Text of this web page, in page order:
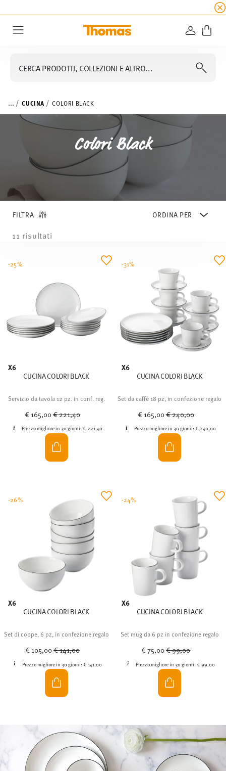
☀️ fino al 45% di sconto su tutte
ACCEDI
CERCA PRODOTTI, COLLEZIONI E ALTRO...
... CUCINA COLORI BLACK
Colori Black
FILTRA
11 risultati
X6
CUCINA COLORI BLACK
Servizio da tavola 12 pz. in conf. reg.
€ 165,00Price reduced from
€ 221,40
Prezzo migliore in 30 giorni: € 221,40
-25%
X6
CUCINA COLORI BLACK
Set da caffè 18 pz, in confezione regalo
€ 165,00Price reduced from
€ 240,00
Prezzo migliore in 30 giorni:€ 240,00
-31%
X6
CUCINA COLORI BLACK
Set di coppe, 6 pz, in confezione regalo
€ 105,00Price reduced from
€ 141,00
Prezzo migliore in 30 giorni: € 141,00
-26%
X6
CUCINA COLORI BLACK
Set mug da 6 pz in confezione regalo
€ 75,00Price reduced from
€ 99,00
Prezzo migliore in 30 giorni: € 99,00
-24%